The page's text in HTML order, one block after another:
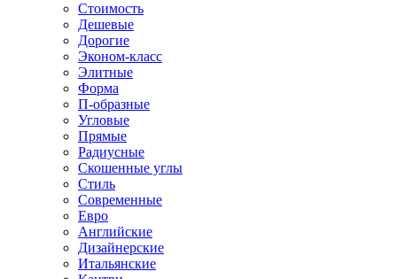
Стоимость
Дешевые
Дорогие
Эконом-класс
Элитные
Форма
П-образные
Угловые
Прямые
Радиусные
Скошенные углы
Стиль
Современные
Евро
Английские
Дизайнерские
Итальянские